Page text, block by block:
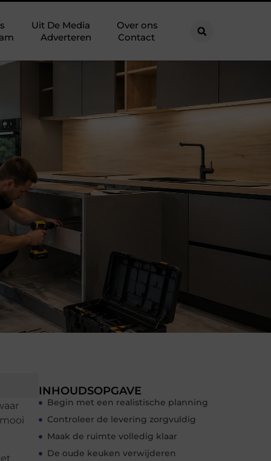
Uit De Media
Over ons
Adverteren Contact
INHOUDSOPGAVE
Begin met een realistische planning
Controleer de levering zorgvuldig
Maak de ruimte volledig klaar
De oude keuken verwijderen